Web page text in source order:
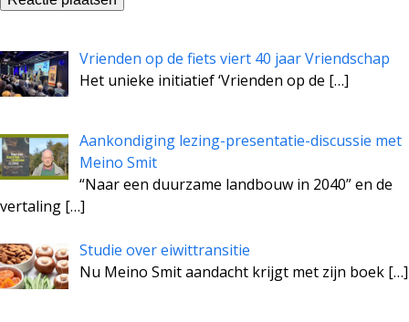
Vrienden op de fiets viert 40 jaar Vriendschap
Het unieke initiatief ‘Vrienden op de […]
Aankondiging lezing-presentatie-discussie met
Meino Smit
“Naar een duurzame landbouw in 2040” en de
vertaling […]
Studie over eiwittransitie
Nu Meino Smit aandacht krijgt met zijn boek […]